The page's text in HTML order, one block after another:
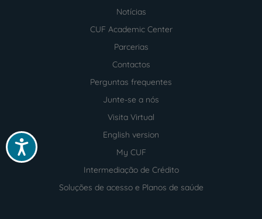
Acessibilidade
Notícias
CUF Academic Center
Parcerias
Contactos
Perguntas frequentes
Junte-se a nós
Visita Virtual
English version
My CUF
Intermediação de Crédito
Soluções de acesso e Planos de saúde